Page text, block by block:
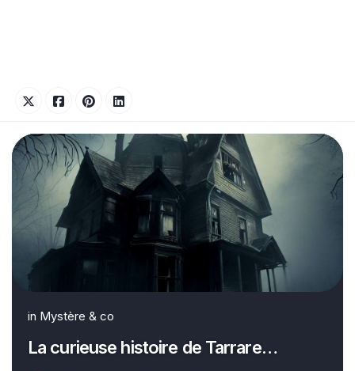
in Mystère & co
La curieuse histoire de Tarrare…